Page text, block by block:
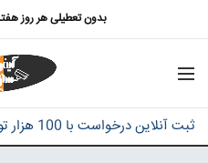
بدون تعطیلی هر روز هفته، از 8.5
ثبت آنلاین درخواست با 100 هزار تومان تخفیف